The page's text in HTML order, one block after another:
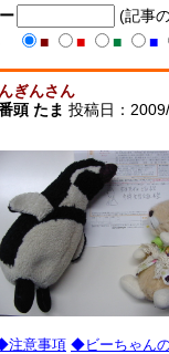
(記事
■ ■ ■ ■
ぎんさん
頭 たま 投稿日：
注意事項 ◆ビーちゃん